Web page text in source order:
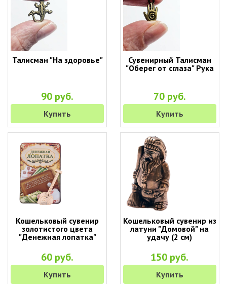
Талисман "На здоровье"
90 руб.
Купить
Сувенирный Талисман
"Оберег от сглаза" Рука
70 руб.
Купить
Кошельковый сувенир
золотистого цвета
"Денежная лопатка"
60 руб.
Купить
Кошельковый сувенир из
латуни "Домовой" на
удачу (2 см)
150 руб.
Купить